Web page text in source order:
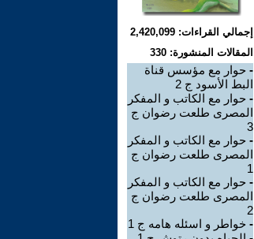
إجمالي القراءات: 2,420,099
المقالات المنشورة: 330
- حوار مع مؤسس قناة
البط الأسود ج 2
- حوار مع الكاتب و المفكر
المصرى طلعت رضوان ج
3
- حوار مع الكاتب و المفكر
المصرى طلعت رضوان ج
1
- حوار مع الكاتب و المفكر
المصرى طلعت رضوان ج
2
- خواطر و اسئله هامه ج 1